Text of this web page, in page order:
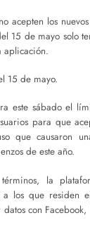
acepten los
15 de mayo solo
aplicación.
15 de mayo.
este sábado el
para que
que causaron
de este año.
la
a los que residen
con